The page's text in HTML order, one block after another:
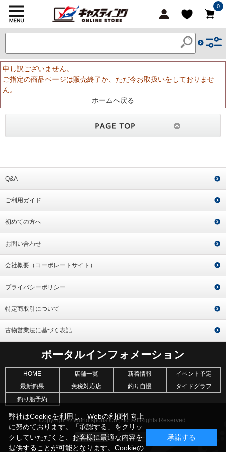
0
申し訳ございません。
ご指定の商品ページは販売終了か、ただ今お取扱いをしておりませ
ん。
ホームへ戻る
Q&A
ご利用ガイド
初めての方へ
お問い合わせ
会社概要（コーポレートサイト）
プライバシーポリシー
特定商取引について
古物営業法に基づく表記
ポータルインフォメーション
HOME 店舗一覧 新着情報
イベント予定
最新釣果
免税対応店 釣り自慢
タイドグラフ
釣り船予約
Copyright © World sports Co.,Ltd. All Rights Reserved.
弊社はCookieを利用し、Webの利便性向上
に努めております。「承認する」をクリッ
クしていただくと、お客様に最適な内容を
提供することが可能となります。Cookieの
承諾する